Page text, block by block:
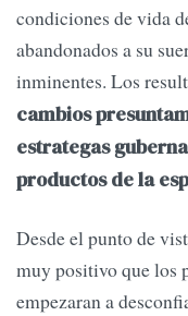
condiciones de vida
abandonados a su
inminentes. Los
cambios
estrategas
productos de la
Desde el punto de
muy positivo que los
empezaran a